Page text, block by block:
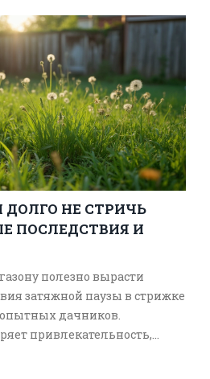
ДОЛГО НЕ СТРИЧЬ
ПОСЛЕДСТВИЯ И
полезно вырасти
затяжной паузы в стрижке
дачников.
привлекательность,